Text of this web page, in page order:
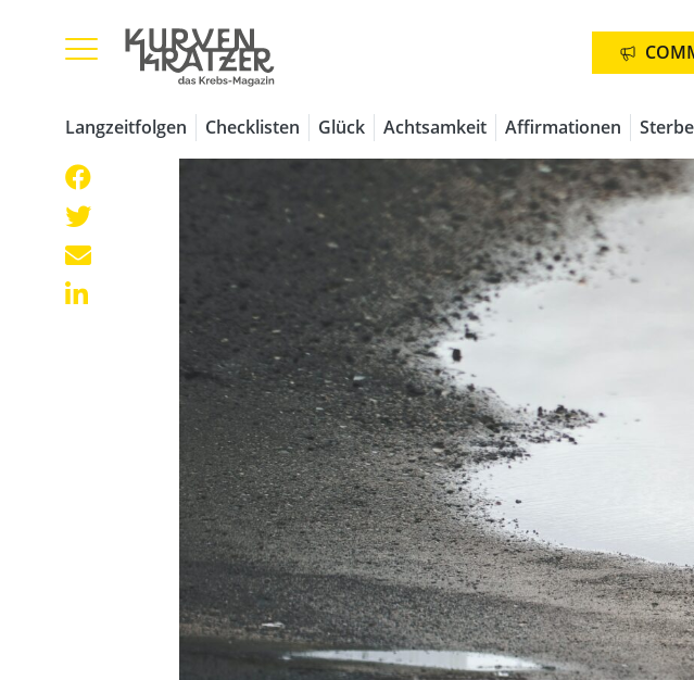
Langzeitfolgen Checklisten Glück Achtsamkeit Affirmationen